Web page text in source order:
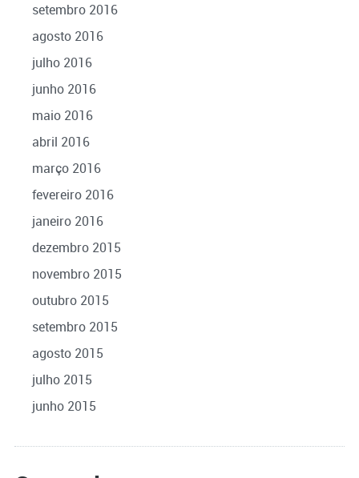
setembro 2016
agosto 2016
julho 2016
junho 2016
maio 2016
abril 2016
março 2016
fevereiro 2016
janeiro 2016
dezembro 2015
novembro 2015
outubro 2015
setembro 2015
agosto 2015
julho 2015
junho 2015